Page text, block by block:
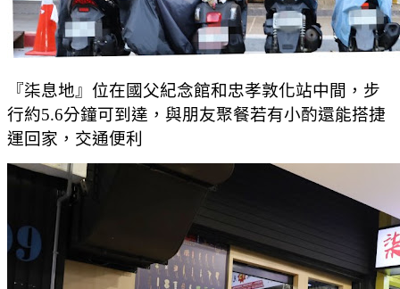
『柒息地』位在國父紀念館和忠孝敦化站中間，步
行約5.6分鐘可到達，與朋友聚餐若有小酌還能搭捷
運回家，交通便利